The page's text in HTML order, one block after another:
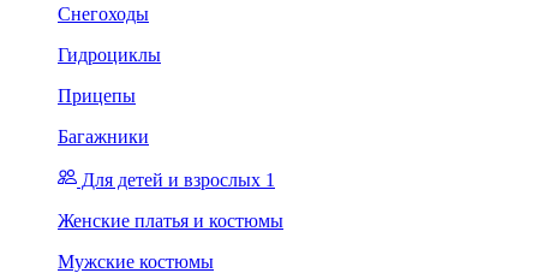
Снегоходы
Гидроциклы
Прицепы
Багажники
Для детей и взрослых 1
Женские платья и костюмы
Мужские костюмы